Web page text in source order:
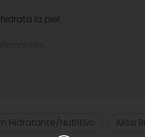
la piel.
modificados
piel y frotar demasiado
Hidratante/Nutritivo Alissi